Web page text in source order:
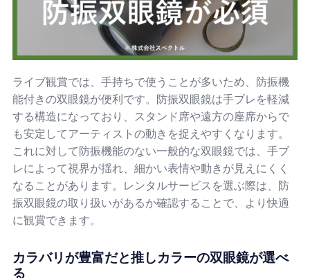
ライブ観賞では、手持ちで使うことが多いため、防振機
能付きの双眼鏡が便利です。防振双眼鏡は手ブレを軽減
する構造になっており、スタンド席や遠方の座席からで
も安定してアーティストの動きを捉えやすくなります。
これに対して防振機能のない一般的な双眼鏡では、手ブ
レによって視界が揺れ、細かい表情や動きが見えにくく
なることがあります。レンタルサービスを選ぶ際は、防
振双眼鏡の取り扱いがあるか確認することで、より快適
に観賞できます。
カラバリが豊富だと推しカラーの双眼鏡が選べ
る